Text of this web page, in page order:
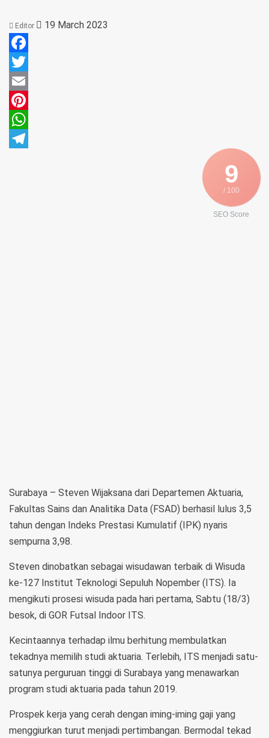
Editor 19 March 2023
Facebook
Twitter
Email
Pinterest
WhatsApp
9
/ 100
SEO Score
Surabaya – Steven Wijaksana dari Departemen Aktuaria,
Fakultas Sains dan Analitika Data (FSAD) berhasil lulus 3,5
tahun dengan Indeks Prestasi Kumulatif (IPK) nyaris
sempurna 3,98.
Steven dinobatkan sebagai wisudawan terbaik di Wisuda
ke-127 Institut Teknologi Sepuluh Nopember (ITS). Ia
mengikuti prosesi wisuda pada hari pertama, Sabtu (18/3)
besok, di GOR Futsal Indoor ITS.
Kecintaannya terhadap ilmu berhitung membulatkan
tekadnya memilih studi aktuaria. Terlebih, ITS menjadi satu-
satunya perguruan tinggi di Surabaya yang menawarkan
program studi aktuaria pada tahun 2019.
Prospek kerja yang cerah dengan iming-iming gaji yang
menggiurkan turut menjadi pertimbangan. Bermodal tekad